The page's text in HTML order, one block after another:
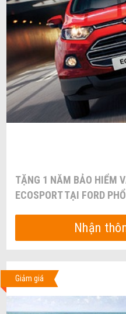
TẶNG 1 NĂM BẢO HIỂM
ECOSPORT TẠI FORD
Nhận
Giảm giá